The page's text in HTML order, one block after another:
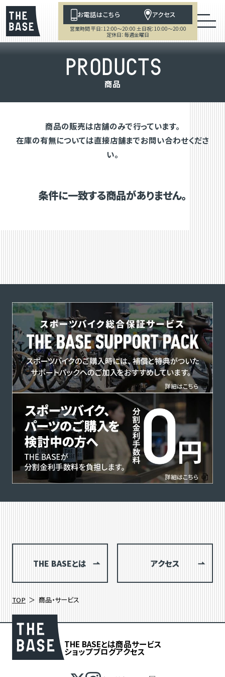
お電話はこちら アクセス
営業時間 平日：12:00～20:00 土日祝：10:00～20:00
定休日：毎週金曜日
PRODUCTS
商品
商品の販売は店舗のみで行っています。
在庫の有無については直接店舗までお問い合わせくださ
い。
条件に一致する商品がありません。
THE BASEとは アクセス
TOP 商品・サービス
THE BASEとは商品サービス
ショップブログアクセス